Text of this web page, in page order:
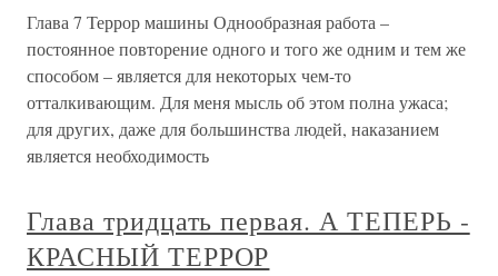
Глава 7 Террор машины Однообразная работа –
постоянное повторение одного и того же одним и тем же
способом – является для некоторых чем-то
отталкивающим. Для меня мысль об этом полна ужаса;
для других, даже для большинства людей, наказанием
является необходимость
Глава тридцать первая. А ТЕПЕРЬ -
КРАСНЫЙ ТЕРРОР